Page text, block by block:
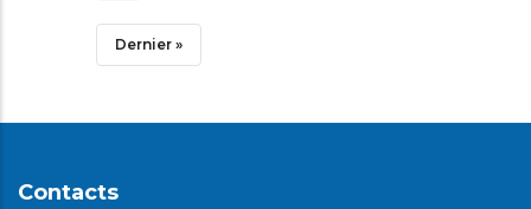
Courante
Dernière
Dernier »
Contacts